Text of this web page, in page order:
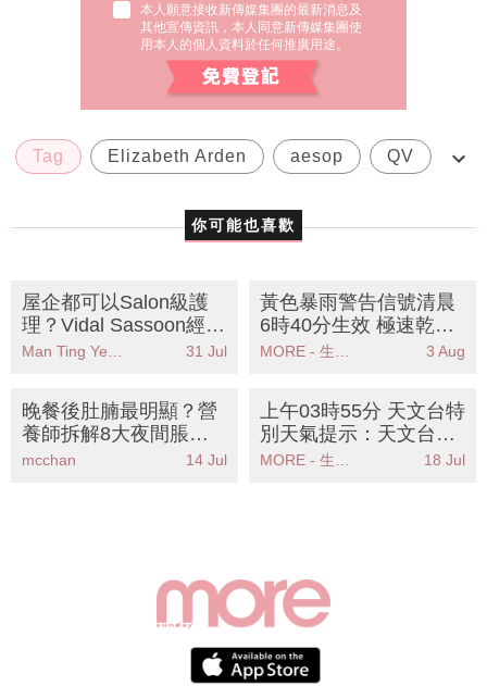
本人願意接收新傳媒集團的最新消息及
其他宣傳資訊，本人同意新傳媒集團使
用本人的個人資料於任何推廣用途。
Tag Elizabeth Arden aesop QV
你可能也喜歡
屋企都可以Salon級護
理？Vidal Sassoon經典
系列全面升級配方KO各
31 Jul
黃色暴雨警告信號清晨
6時40分生效 極速乾鞋
妙法助你雨後無憂
3 Aug
晚餐後肚腩最明顯？營
養師拆解8大夜間脹氣
元兇食物丨附4招即時
mcchan 14 Jul
上午03時55分 天文台特
別天氣提示：天文台發
出特別天氣提示雷雨區
18 Jul